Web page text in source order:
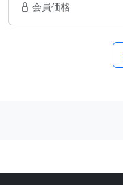
会員価格